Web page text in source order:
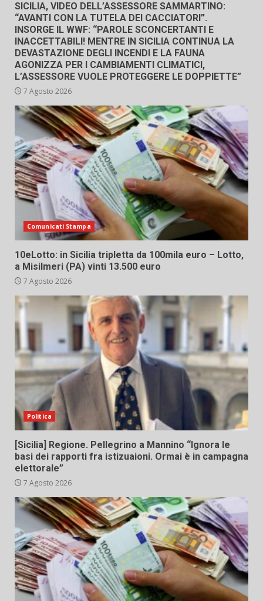
SICILIA, VIDEO DELL’ASSESSORE SAMMARTINO:
“AVANTI CON LA TUTELA DEI CACCIATORI”.
INSORGE IL WWF: “PAROLE SCONCERTANTI E
INACCETTABILI! MENTRE IN SICILIA CONTINUA LA
DEVASTAZIONE DEGLI INCENDI E LA FAUNA
AGONIZZA PER I CAMBIAMENTI CLIMATICI,
L’ASSESSORE VUOLE PROTEGGERE LE DOPPIETTE”
7 Agosto 2026
Comunicati Stampa
10eLotto: in Sicilia tripletta da 100mila euro – Lotto,
a Misilmeri (PA) vinti 13.500 euro
7 Agosto 2026
Politica
[Sicilia] Regione. Pellegrino a Mannino “Ignora le
basi dei rapporti fra istizuaioni. Ormai è in campagna
elettorale”
7 Agosto 2026